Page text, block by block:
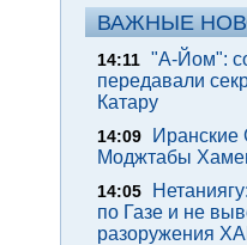
ВАЖНЫЕ
14:11 "А-Йом":
передавали
Катару
14:09
Иранские
Моджтабы
14:05
по Газе и не
разоружения